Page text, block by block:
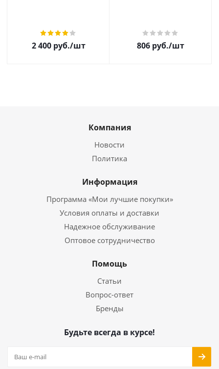
2 400руб./шт 806 руб./шт
Компания
Новости
Политика
Информация
Программа «Мои лучшие покупки»
Условия оплаты и доставки
Надежное обслуживание
Оптовое сотрудничество
Помощь
Статьи
Вопрос-ответ
Бренды
Будьте всегда в курсе!